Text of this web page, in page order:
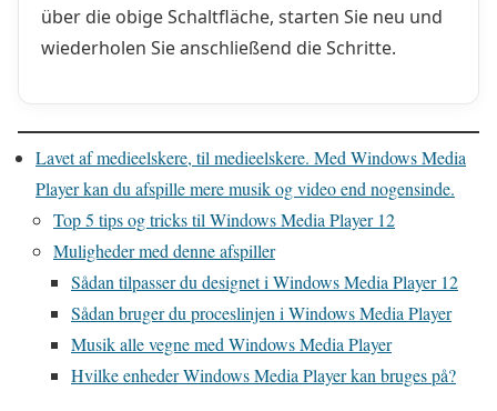
über die obige Schaltfläche, starten Sie neu und
wiederholen Sie anschließend die Schritte.
Lavet af medieelskere, til medieelskere. Med Windows Media
Player kan du afspille mere musik og video end nogensinde.
Top 5 tips og tricks til Windows Media Player 12
Muligheder med denne afspiller
Sådan tilpasser du designet i Windows Media Player 12
Sådan bruger du proceslinjen i Windows Media Player
Musik alle vegne med Windows Media Player
Hvilke enheder Windows Media Player kan bruges på?